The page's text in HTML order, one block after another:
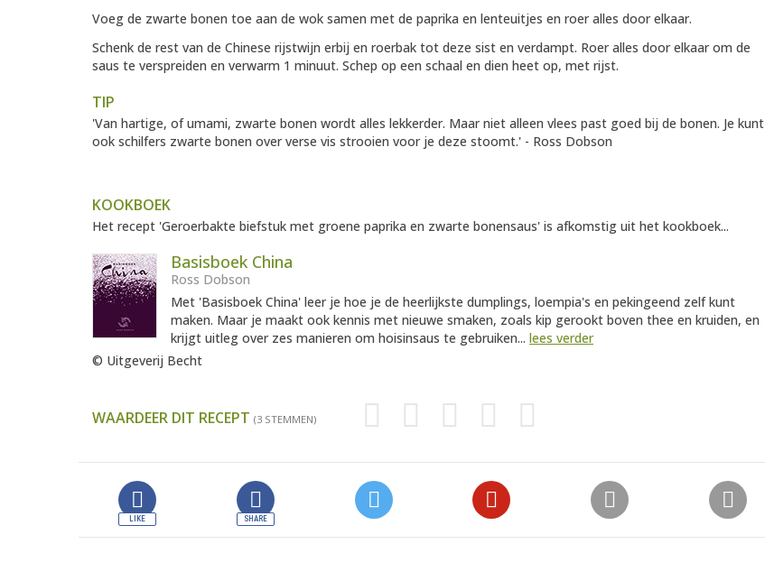
Voeg de zwarte bonen toe aan de wok samen met de paprika en lenteuitjes en roer alles door elkaar.
Schenk de rest van de Chinese rijstwijn erbij en roerbak tot deze sist en verdampt. Roer alles door elkaar om de
saus te verspreiden en verwarm 1 minuut. Schep op een schaal en dien heet op, met rijst.
TIP
'Van hartige, of umami, zwarte bonen wordt alles lekkerder. Maar niet alleen vlees past goed bij de bonen. Je kunt
ook schilfers zwarte bonen over verse vis strooien voor je deze stoomt.' - Ross Dobson
KOOKBOEK
Het recept 'Geroerbakte biefstuk met groene paprika en zwarte bonensaus' is afkomstig uit het kookboek...
Basisboek China
Ross Dobson
Met 'Basisboek China' leer je hoe je de heerlijkste dumplings, loempia's en pekingeend zelf kunt
maken. Maar je maakt ook kennis met nieuwe smaken, zoals kip gerookt boven thee en kruiden, en
krijgt uitleg over zes manieren om hoisinsaus te gebruiken... lees verder
© Uitgeverij Becht
WAARDEER DIT RECEPT (3 STEMMEN)